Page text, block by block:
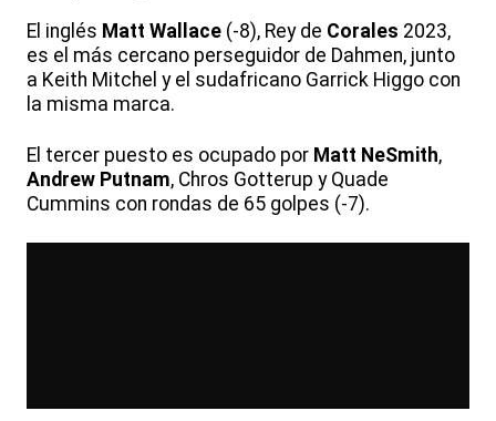
El inglés Matt Wallace (-8), Rey de Corales 2023,
es el más cercano perseguidor de Dahmen, junto
a Keith Mitchel y el sudafricano Garrick Higgo con
la misma marca.
El tercer puesto es ocupado por Matt NeSmith,
Andrew Putnam, Chros Gotterup y Quade
Cummins con rondas de 65 golpes (-7).